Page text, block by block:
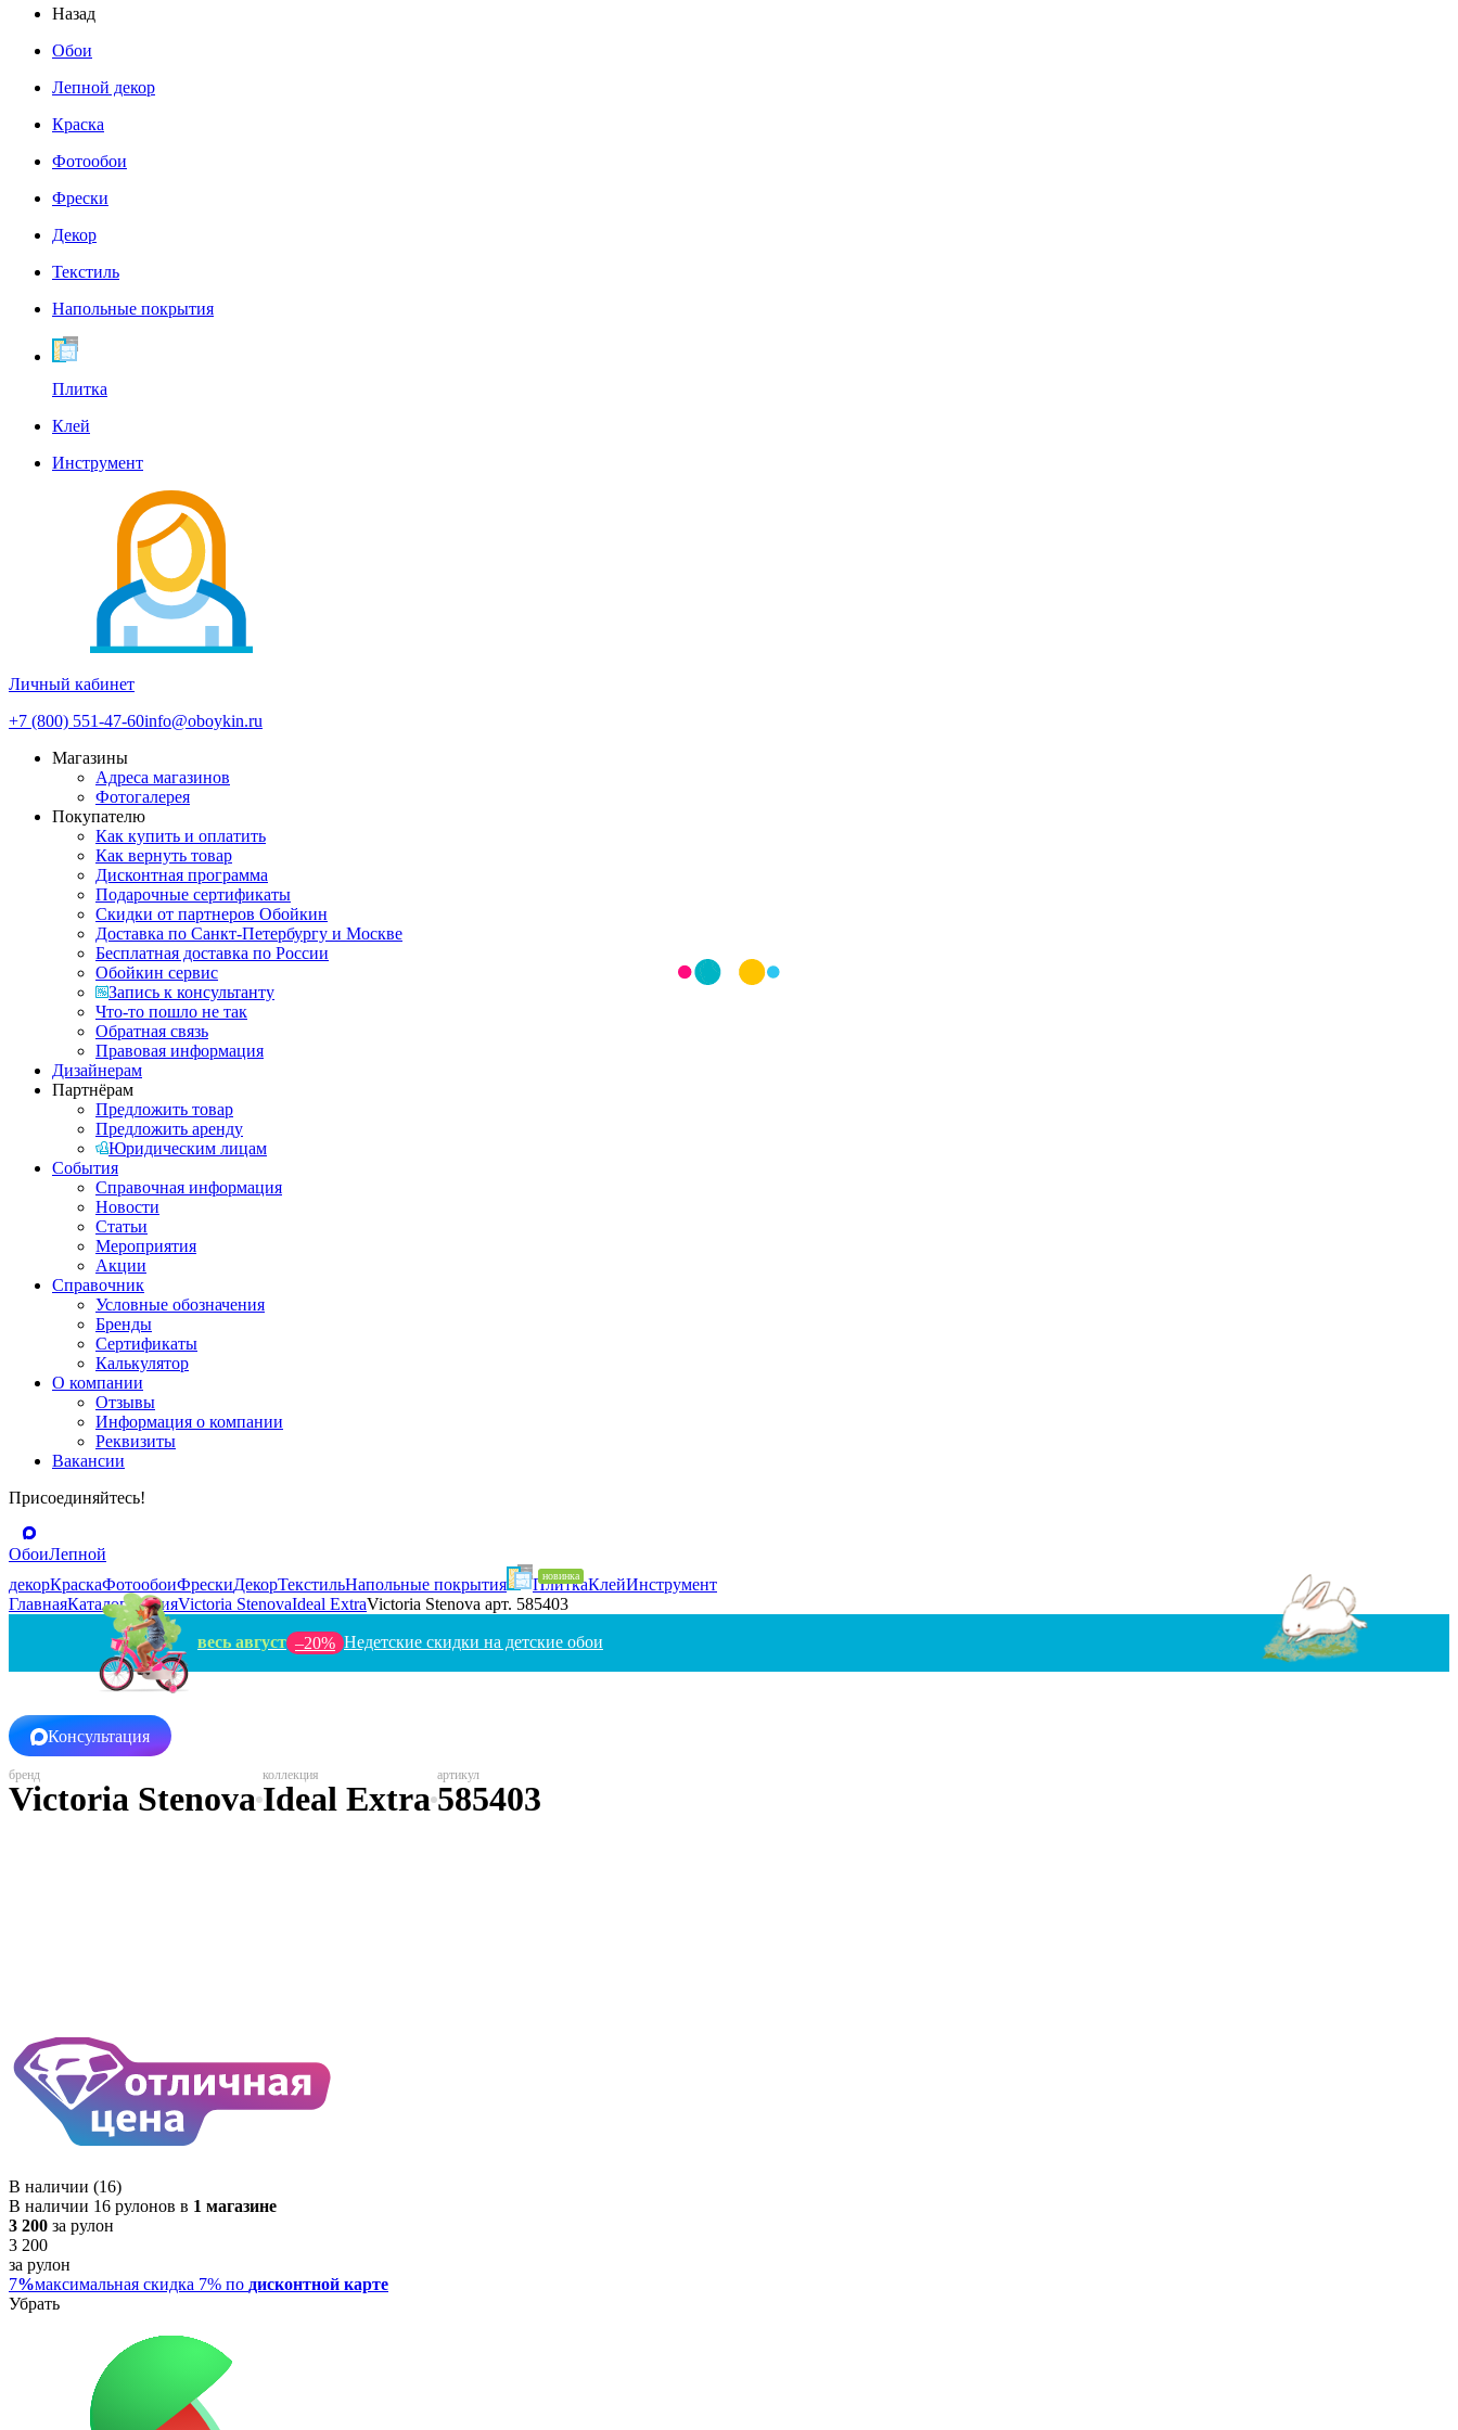
Назад
Обои
Лепной декор
Краска
Фотообои
Фрески
Декор
Текстиль
Напольные покрытия
Плитка
Клей
Инструмент
Личный кабинет
+7 (800) 551-47-60info@oboykin.ru
Магазины
Адреса магазинов
Фотогалерея
Покупателю
Как купить и оплатить
Как вернуть товар
Дисконтная программа
Подарочные сертификаты
Скидки от партнеров Обойкин
Доставка по Санкт-Петербургу и Москве
Бесплатная доставка по России
Обойкин сервис
Запись к консультанту
Что-то пошло не так
Обратная связь
Правовая информация
Дизайнерам
Партнёрам
Предложить товар
Предложить аренду
Юридическим лицам
События
Справочная информация
Новости
Статьи
Мероприятия
Акции
Справочник
Условные обозначения
Бренды
Сертификаты
Калькулятор
О компании
Отзывы
Информация о компании
Реквизиты
Вакансии
Присоединяйтесь!
ОбоиЛепной
декорКраскаФотообоиФрескиДекорТекстильНапольные покрытия ПлиткаКлейИнструмент
ГлавнаяКаталогРоссияVictoria StenovaIdeal ExtraVictoria Stenova арт. 585403
весь август –20% Недетские скидки на детские обои
Консультация
Victoria StenovaIdeal Extra585403
В наличии (16)
В наличии 16 рулонов в 1 магазине
3 200 за рулон
3 200
за рулон
7%максимальная скидка 7% по дисконтной карте
Убрать